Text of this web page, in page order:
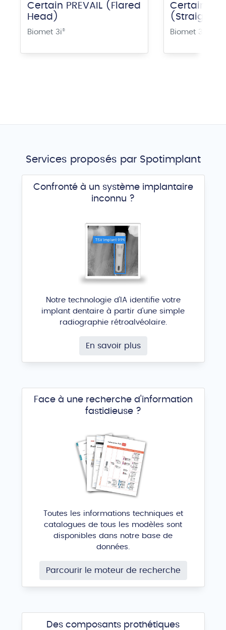
Certain PREVAIL (Flared
Head)
Biomet 3i®
Certain
(Straight
Biomet 3i
Services proposés par Spotimplant
Confronté à un système implantaire
inconnu ?
Notre technologie d'IA identifie votre
implant dentaire à partir d'une simple
radiographie rétroalvéolaire.
En savoir plus
Face à une recherche d'information
fastidieuse ?
Toutes les informations techniques et
catalogues de tous les modèles sont
disponibles dans notre base de
données.
Parcourir le moteur de recherche
Des composants prothétiques